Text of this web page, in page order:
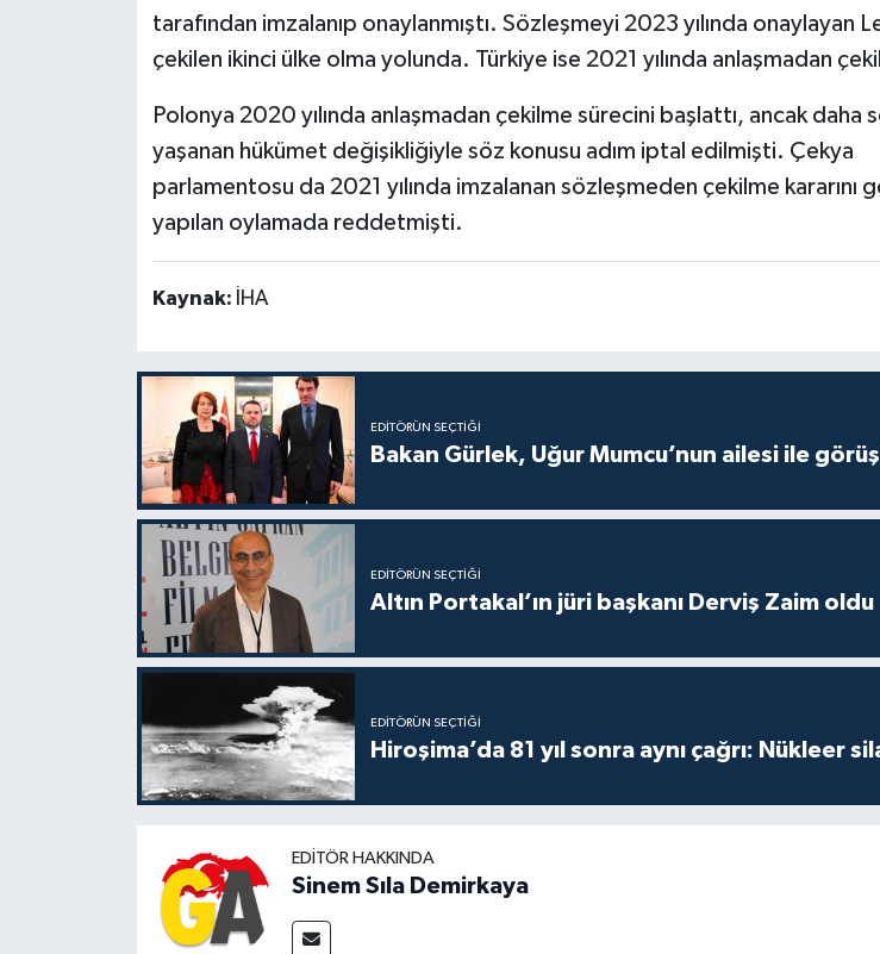
tarafından imzalanıp onaylanmıştı. Sözleşmeyi 2023 yılında onaylayan
çekilen ikinci ülke olma yolunda. Türkiye ise 2021 yılında anlaşmadan
Polonya 2020 yılında anlaşmadan çekilme sürecini başlattı, ancak daha
yaşanan hükümet değişikliğiyle söz konusu adım iptal edilmişti. Çekya
parlamentosu da 2021 yılında imzalanan sözleşmeden çekilme kararını
yapılan oylamada reddetmişti.
Kaynak: İHA
EDITÖRÜN SEÇTIĞI
Bakan Gürlek, Uğur Mumcu’nun ailesi ile
EDITÖRÜN SEÇTIĞI
Altın Portakal’ın jüri başkanı Derviş Zaim oldu
EDITÖRÜN SEÇTIĞI
Hiroşima’da 81 yıl sonra aynı çağrı: Nükleer
EDITÖR HAKKINDA
Sinem Sıla Demirkaya